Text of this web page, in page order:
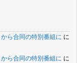
ら合同の特別番組に に
ら合同の特別番組に に